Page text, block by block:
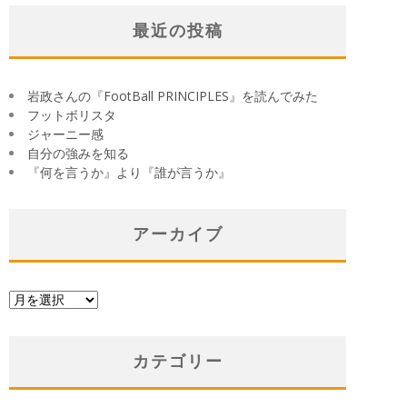
最近の投稿
岩政さんの『FootBall PRINCIPLES』を読んでみた
フットボリスタ
ジャーニー感
自分の強みを知る
『何を言うか』より『誰が言うか』
アーカイブ
ア
カテゴリー